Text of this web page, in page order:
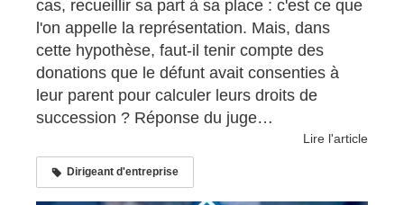
cas, recueillir sa part à sa place : c'est ce que
l'on appelle la représentation. Mais, dans
cette hypothèse, faut-il tenir compte des
donations que le défunt avait consenties à
leur parent pour calculer leurs droits de
succession ? Réponse du juge…
Lire l'article
Dirigeant d'entreprise